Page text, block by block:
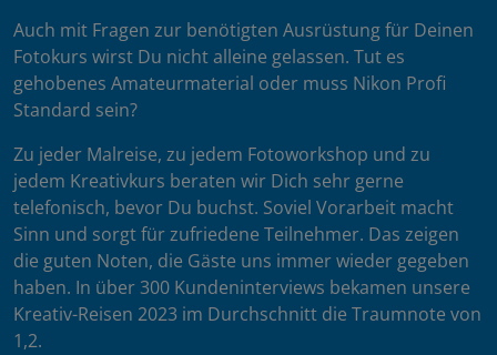
Auch mit Fragen zur benötigten Ausrüstung für Deinen
Fotokurs wirst Du nicht alleine gelassen. Tut es
gehobenes Amateurmaterial oder muss Nikon Profi
Standard sein?
Zu jeder Malreise, zu jedem Fotoworkshop und zu
jedem Kreativkurs beraten wir Dich sehr gerne
telefonisch, bevor Du buchst. Soviel Vorarbeit macht
Sinn und sorgt für zufriedene Teilnehmer. Das zeigen
die guten Noten, die Gäste uns immer wieder gegeben
haben. In über 300 Kundeninterviews bekamen unsere
Kreativ-Reisen 2023 im Durchschnitt die Traumnote von
1,2.